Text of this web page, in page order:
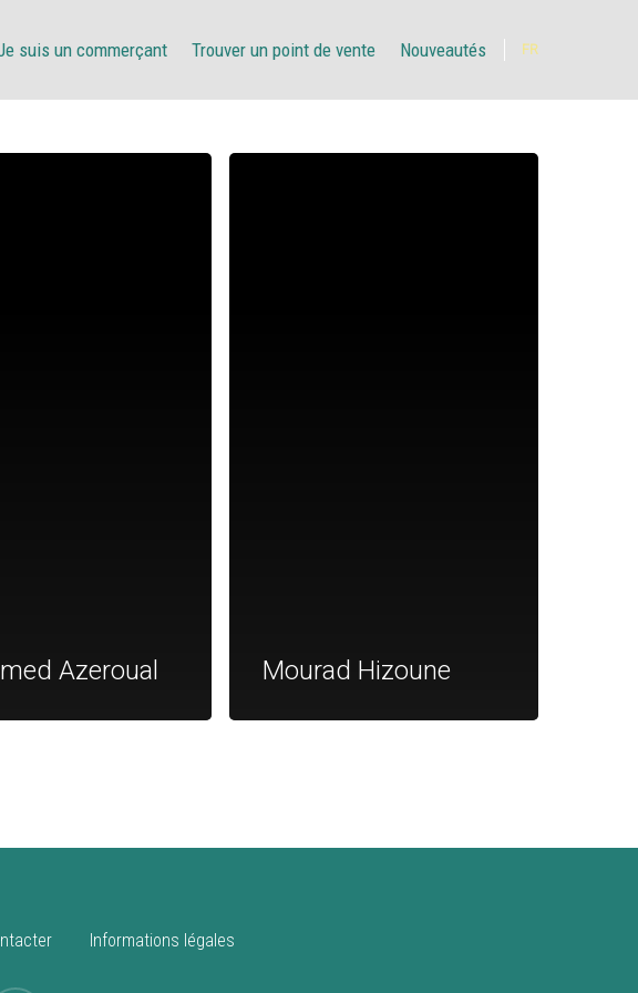
suis un commerçant Trouver un point de vente Nouveautés FR
Azeroual Mourad Hizoune
Informations légales